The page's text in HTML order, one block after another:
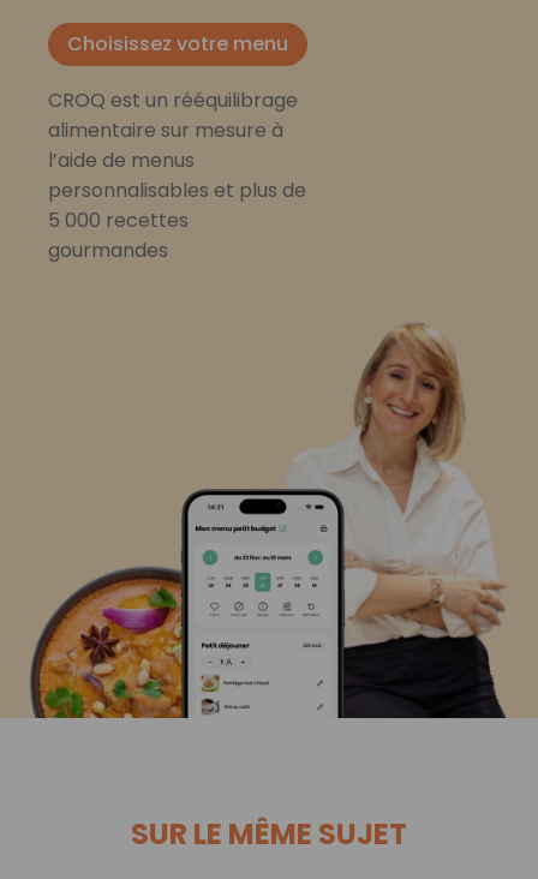
Choisissez votre menu
CROQ est un rééquilibrage
alimentaire sur mesure à
l’aide de menus
personnalisables et plus de
5 000 recettes
gourmandes
SUR LE MÊME SUJET